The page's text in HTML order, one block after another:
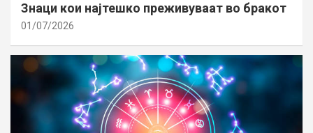
Знаци кои најтешко преживуваат во бракот
01/07/2026